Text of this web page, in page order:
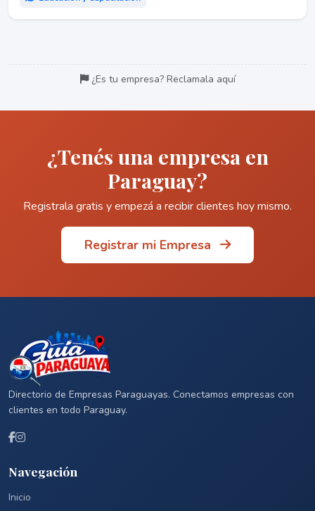
¿Es tu empresa? Reclamala aquí
¿Tenés una empresa en
Paraguay?
Registrala gratis y empezá a recibir clientes hoy mismo.
Registrar mi Empresa
Directorio de Empresas Paraguayas. Conectamos empresas con
clientes en todo Paraguay.
Navegación
Inicio